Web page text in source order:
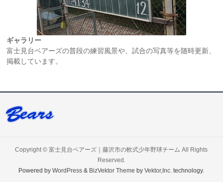
ギャラリー
富士見台ベアーズの普段の練習風景や、試合の写真等を随時更新、
掲載しています。
Copyright ©富士見台ベアーズ｜藤沢市の軟式少年野球チーム All Rights
Reserved.
Powered byWordPress & BizVektor Theme byVektor,Inc. technology.